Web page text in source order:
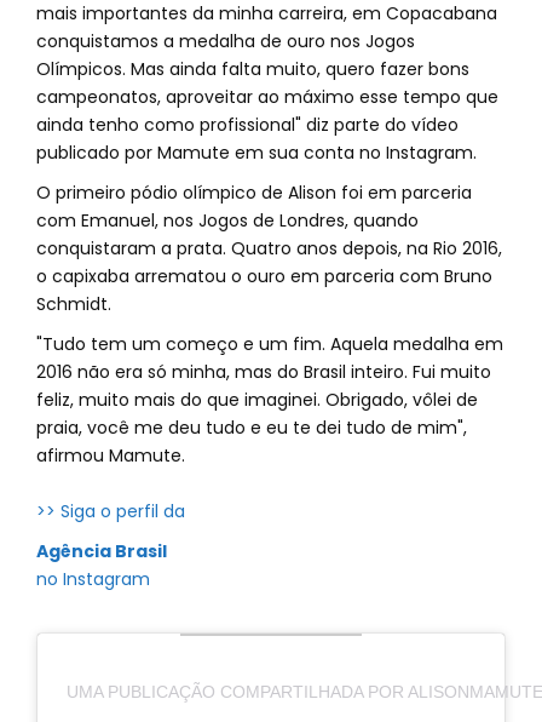
mais importantes da minha carreira, em Copacabana
conquistamos a medalha de ouro nos Jogos
Olímpicos. Mas ainda falta muito, quero fazer bons
campeonatos, aproveitar ao máximo esse tempo que
ainda tenho como profissional" diz parte do vídeo
publicado por Mamute em sua conta no Instagram.
O primeiro pódio olímpico de Alison foi em parceria
com Emanuel, nos Jogos de Londres, quando
conquistaram a prata. Quatro anos depois, na Rio 2016,
o capixaba arrematou o ouro em parceria com Bruno
Schmidt.
"Tudo tem um começo e um fim. Aquela medalha em
2016 não era só minha, mas do Brasil inteiro. Fui muito
feliz, muito mais do que imaginei. Obrigado, vôlei de
praia, você me deu tudo e eu te dei tudo de mim",
afirmou Mamute.
>> Siga o perfil da
Agência Brasil
no Instagram
UMA PUBLICAÇÃO COMPARTILHADA POR